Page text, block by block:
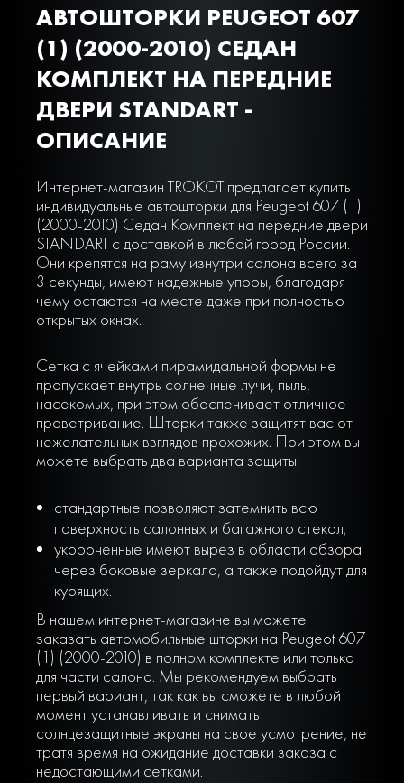
АВТОШТОРКИ PEUGEOT 607
(1) (2000-2010) СЕДАН
КОМПЛЕКТ НА ПЕРЕДНИЕ
ДВЕРИ STANDART -
ОПИСАНИЕ
Интернет-магазин TROKOT предлагает купить
индивидуальные автошторки для Peugeot 607 (1)
(2000-2010) Седан Комплект на передние двери
STANDART с доставкой в любой город России.
Они крепятся на раму изнутри салона всего за
3 секунды, имеют надежные упоры, благодаря
чему остаются на месте даже при полностью
открытых окнах.
Сетка с ячейками пирамидальной формы не
пропускает внутрь солнечные лучи, пыль,
насекомых, при этом обеспечивает отличное
проветривание. Шторки также защитят вас от
нежелательных взглядов прохожих. При этом вы
можете выбрать два варианта защиты:
стандартные позволяют затемнить всю
поверхность салонных и багажного стекол;
укороченные имеют вырез в области обзора
через боковые зеркала, а также подойдут для
курящих.
В нашем интернет-магазине вы можете
заказать автомобильные шторки на Peugeot 607
(1) (2000-2010) в полном комплекте или только
для части салона. Мы рекомендуем выбрать
первый вариант, так как вы сможете в любой
момент устанавливать и снимать
солнцезащитные экраны на свое усмотрение, не
тратя время на ожидание доставки заказа с
недостающими сетками.